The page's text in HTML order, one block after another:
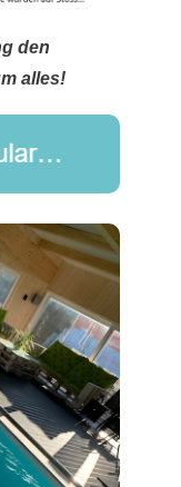
den
alles!